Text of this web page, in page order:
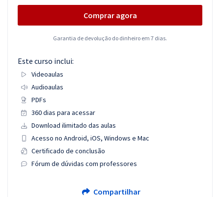
Comprar agora
Garantia de devolução do dinheiro em 7 dias.
Este curso inclui:
Videoaulas
Audioaulas
PDFs
360 dias para acessar
Download ilimitado das aulas
Acesso no Android, iOS, Windows e Mac
Certificado de conclusão
Fórum de dúvidas com professores
Compartilhar